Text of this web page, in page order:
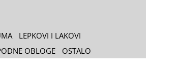
LEPKOVI I LAKOVI
OBLOGE OSTALO